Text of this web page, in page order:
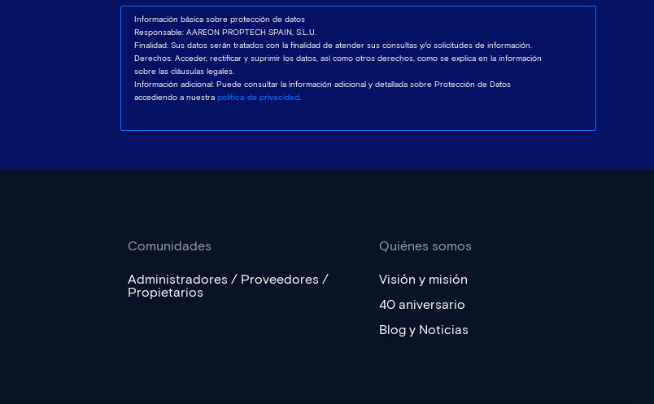
Información básica sobre protección de datos
Responsable: AAREON PROPTECH SPAIN, S.L.U.
Finalidad: Sus datos serán tratados con la finalidad de atender sus consultas y/o solicitudes de información.
Derechos: Acceder, rectificar y suprimir los datos, así como otros derechos, como se explica en la información
sobre las cláusulas legales.
Información adicional: Puede consultar la información adicional y detallada sobre Protección de Datos
accediendo a nuestra política de privacidad.
Comunidades
Administradores / Proveedores /
Propietarios
Quiénes somos
Visión y misión
40 aniversario
Blog y Noticias